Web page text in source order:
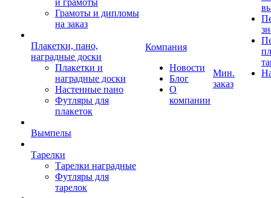
и грамоты
Грамоты и дипломы
на заказ
Плакетки, пано,
наградные доски
Плакетки и
наградные доски
Настенные пано
Футляры для
плакеток
Вымпелы
Тарелки
Тарелки наградные
Футляры для
тарелок
Компания
Новости
Блог
О
компании
Мин.
заказ